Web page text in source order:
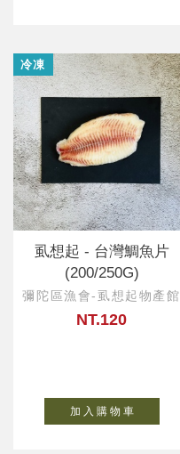
冷凍
虱想起 - 台灣鯛魚片
(200/250G)
彌陀區漁會-虱想起物產館
NT.120
加 入 購 物 車